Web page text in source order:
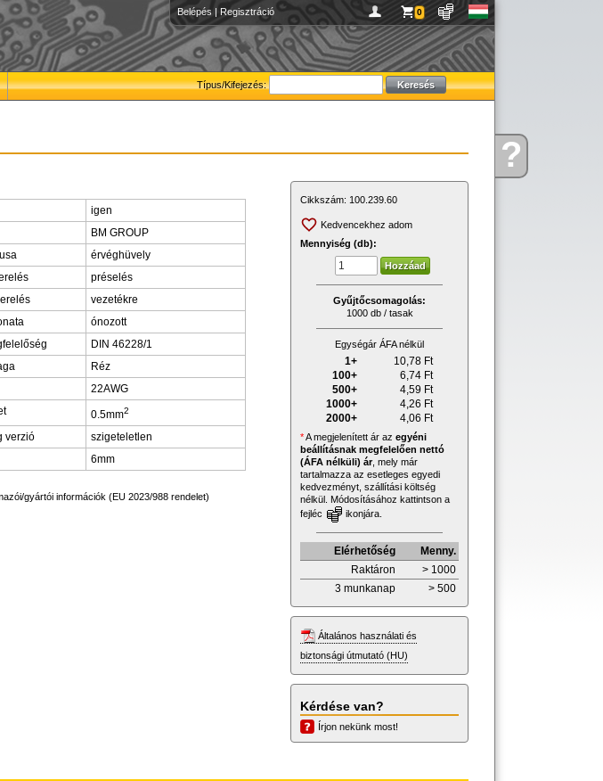
Kérdése?
Belépés | Regisztráció 0
Típus/Kifejezés:
igen
BM GROUP
érvéghüvely
préselés
vezetékre
ónozott
DIN 46228/1
Réz
22AWG
0.5mm2
verzió
szigeteletlen
6mm
gyártói információk (EU 2023/988 rendelet)
Cikkszám: 100.239.60
Kedvencekhez adom
Mennyiség (db):
Gyűjtőcsomagolás:
1000 db / tasak
Egységár ÁFA nélkül
1+ 10,78 Ft
100+
6,74 Ft
500+
4,59 Ft
1000+
4,26 Ft
2000+
4,06 Ft
*A megjelenített ár az egyéni
beállításnak megfelelően nettó
(ÁFA nélküli) ár, mely már
tartalmazza az esetleges egyedi
kedvezményt, szállítási költség
nélkül. Módosításához kattintson a
fejléc
ikonjára.
Elérhetőség
Menny.
Raktáron
> 1000
3 munkanap
> 500
Általános használati és
biztonsági útmutató (HU)
Kérdése van?
Írjon nekünk most!